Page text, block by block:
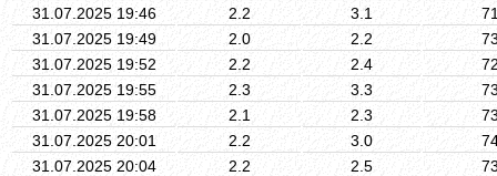
31.07.2025 19:46
2.2 3.1
31.07.2025 19:49
2.0 2.2
31.07.2025 19:52
2.2 2.4
31.07.2025 19:55
2.3 3.3
31.07.2025 19:58
2.1 2.3
31.07.2025 20:01
2.2 3.0
31.07.2025 20:04
2.2 2.5